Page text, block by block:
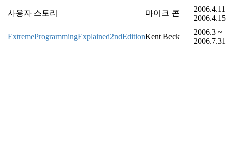
사용자 스토리 마이크 콘
2006.4.15
ExtremeProgrammingExplained2ndEditionKent Beck
2006.3 ~
2006.7.31